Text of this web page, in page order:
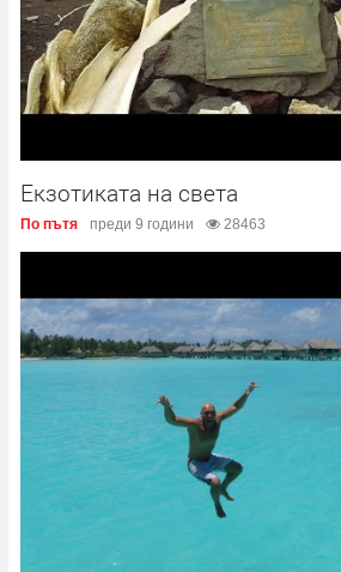
Екзотиката на света
По пътя преди 9 години 28463